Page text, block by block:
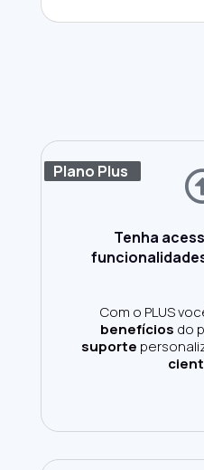
Tenha
Com o PLUS
benefícios do
suporte
Plano Plus